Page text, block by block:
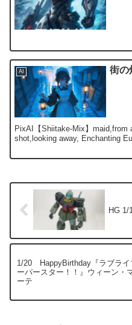
AI 街の
PixAI【Shiitake-Mix】maid,from
shot,looking away, Enchanting
HG 1/
1/20 HappyBirthday『ラブライ
ーパースター！！』ウィーン・
ーテ